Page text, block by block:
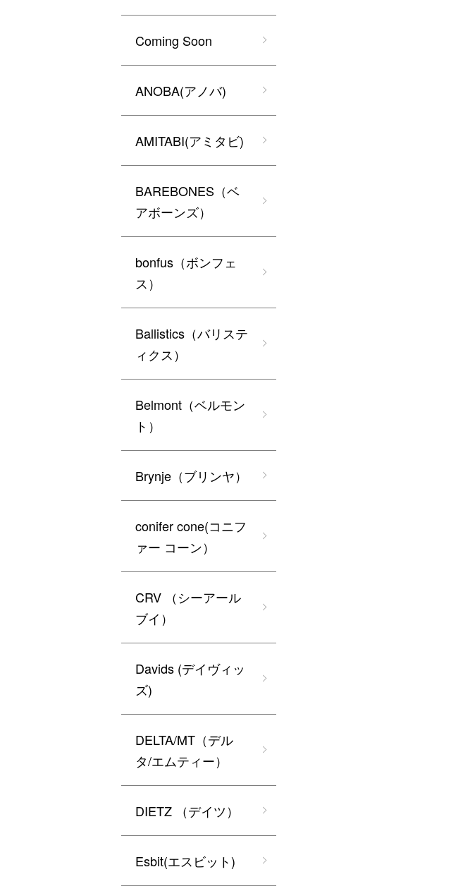
Coming Soon
ANOBA(アノバ)
AMITABI(アミタビ)
BAREBONES（ベ
アボーンズ）
bonfus（ボンフェ
ス）
Ballistics（バリステ
ィクス）
Belmont（ベルモン
ト）
Brynje（ブリンヤ）
conifer cone(コニフ
ァー コーン）
CRV （シーアール
ブイ）
Davids (デイヴィッ
ズ)
DELTA/MT（デル
タ/エムティー）
DIETZ （デイツ）
Esbit(エスビット)